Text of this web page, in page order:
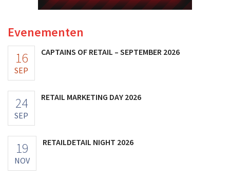
Evenementen
16
SEP
CAPTAINS OF RETAIL – SEPTEMBER 2026
24
SEP
RETAIL MARKETING DAY 2026
19
NOV
RETAILDETAIL NIGHT 2026